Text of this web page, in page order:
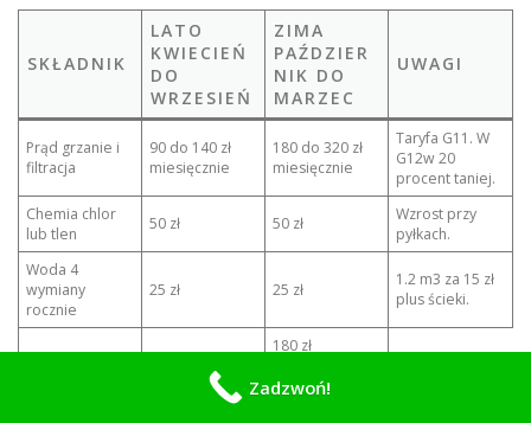
SKŁADNIK
LATO
KWIECIEŃ
DO
WRZESIEŃ
ZIMA
PAŹDZIER
NIK DO
MARZEC
UWAGI
Prąd grzanie i
filtracja
90 do 140 zł
miesięcznie
180 do 320 zł
miesięcznie
Taryfa G11. W
G12w 20
procent taniej.
Chemia chlor
lub tlen
50 zł 50 zł
Wzrost przy
pyłkach.
Woda 4
wymiany
rocznie
25 zł 25 zł
1.2 m3 za 15 zł
plus ścieki.
180 zł
12.
Zadzwoń!